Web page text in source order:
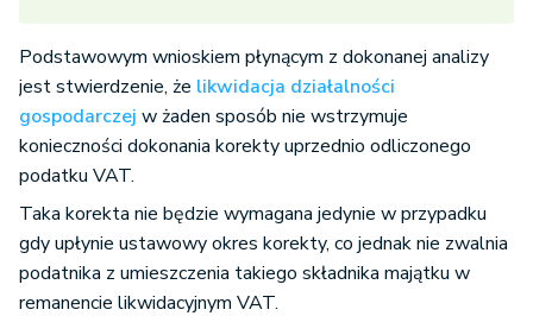
Podstawowym wnioskiem płynącym z dokonanej analizy
jest stwierdzenie, że likwidacja działalności
gospodarczej w żaden sposób nie wstrzymuje
konieczności dokonania korekty uprzednio odliczonego
podatku VAT.
Taka korekta nie będzie wymagana jedynie w przypadku
gdy upłynie ustawowy okres korekty, co jednak nie zwalnia
podatnika z umieszczenia takiego składnika majątku w
remanencie likwidacyjnym VAT.